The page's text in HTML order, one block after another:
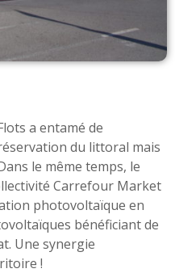
a entamé de
du littoral mais
le même temps, le
Carrefour Market
photovoltaïque en
bénéficiant de
Une synergie
!